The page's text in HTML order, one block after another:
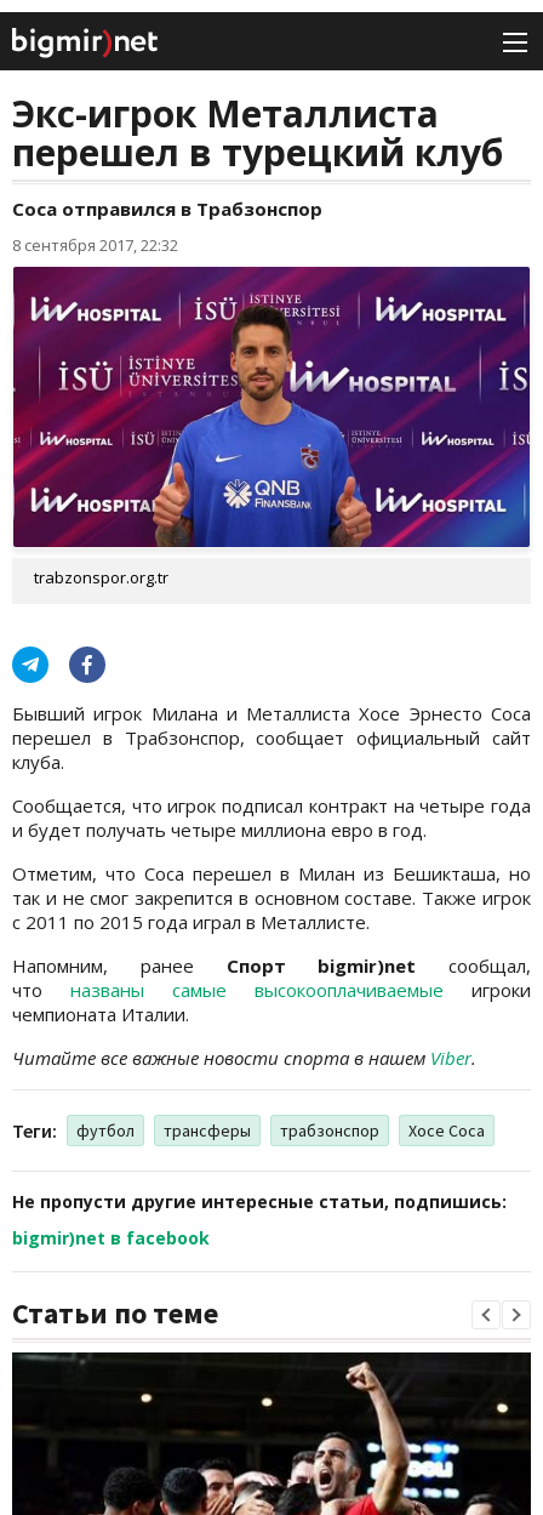
Экс-игрок Металлиста
перешел в турецкий клуб
Соса отправился в Трабзонспор
8 сентября 2017, 22:32
trabzonspor.org.tr
Бывший игрок Милана и Металлиста Хосе Эрнесто Соса
перешел в Трабзонспор, сообщает официальный сайт
клуба.
Сообщается, что игрок подписал контракт на четыре года
и будет получать четыре миллиона евро в год.
Отметим, что Соса перешел в Милан из Бешикташа, но
так и не смог закрепится в основном составе. Также игрок
с 2011 по 2015 года играл в Металлисте.
Напомним, ранее Спорт bigmir)net сообщал,
что названы самые высокооплачиваемые игроки
чемпионата Италии.
Читайте все важные новости спорта в нашем Viber.
Теги: футбол трансферы трабзонспор Хосе Соса
Не пропусти другие интересные статьи, подпишись:
bigmir)net в facebook
Статьи по теме